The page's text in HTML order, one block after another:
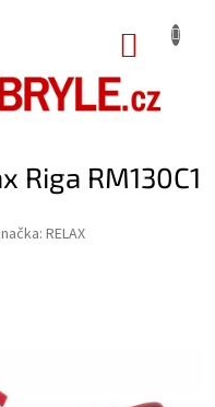
Riga RM130C1
RELAX